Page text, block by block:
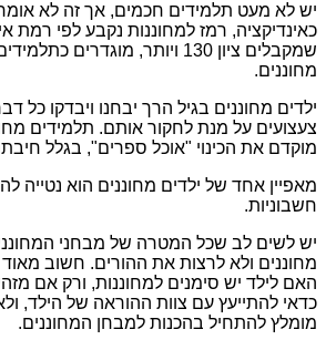
יש לא מעט תלמידים חכמים, אך זה לא
כאינדיקציה, רמז למחוננות נקבע לפי רמת
שמקבלים ציון 130 ויותר, מוגדרים
מחוננים.
ילדים מחוננים בגיל הרך יבחנו ויבדקו כל
צעצועים על מנת לחקור אותם. תלמידים
מוקדם את הכינוי "אוכל ספרים", בגלל
מאפיין אחד של ילדים מחוננים הוא נטייה
חשבוניות.
יש לשים לב שכל המטרה של מבחני
מחוננים ולא לרצות את ההורים. חשוב
האם לילד יש סימנים למחוננות, ורק אם
כדאי להתייעץ עם צוות ההוראה של הילד,
מומלץ להתחיל בהכנות למבחן המחוננים.